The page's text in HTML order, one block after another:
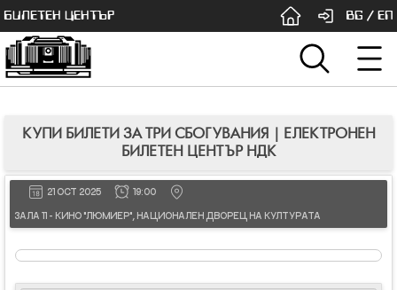
БИЛЕТЕН ЦЕНТЪР BG / EN
КУПИ БИЛЕТИ ЗА ТРИ СБОГУВАНИЯ | ЕЛЕКТРОНЕН
БИЛЕТЕН ЦЕНТЪР НДК
21 OCT 2025 19:00
ЗАЛА 11 - КИНО "ЛЮМИЕР", НАЦИОНАЛЕН ДВОРЕЦ НА КУЛТУРАТА